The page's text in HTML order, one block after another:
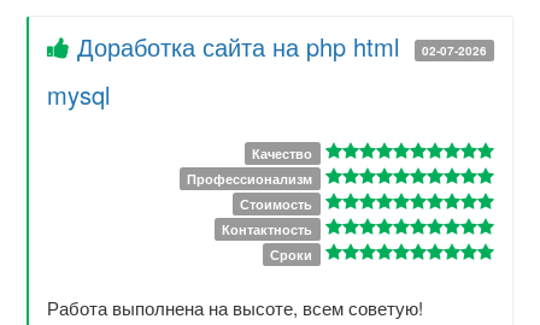
02-07-2026
Доработка сайта на php html
mysql
Качество
Профессионализм
Стоимость
Контактность
Сроки
Работа выполнена на высоте, всем советую!